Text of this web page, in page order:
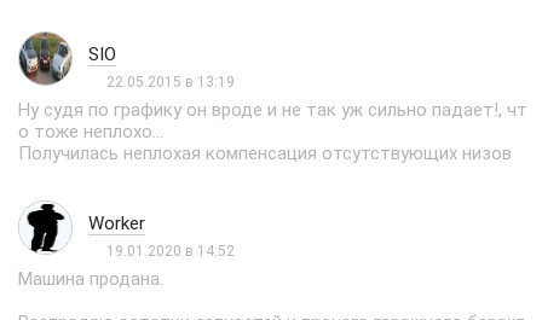
SIO
22.05.2015 в 13:19
Ну судя по графику он вроде и не так уж сильно падает!, чт
о тоже неплохо...
Получилась неплохая компенсация отсутствующих низов
Worker
19.01.2020 в 14:52
Машина продана.